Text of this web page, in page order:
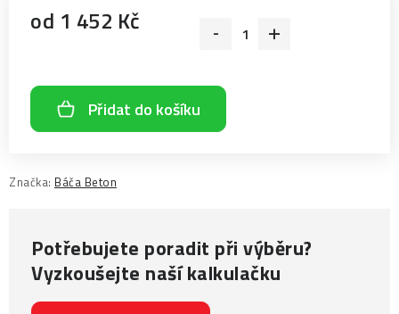
od 1 452 Kč
Přidat do košíku
Značka: Báča Beton
Potřebujete poradit při výběru?
Vyzkoušejte naší kalkulačku